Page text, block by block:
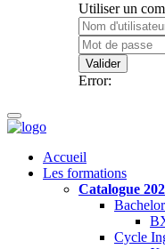
Utiliser un
Valider
Error:
Accueil
Les formations
Catalogue
Bachelor
Cycle